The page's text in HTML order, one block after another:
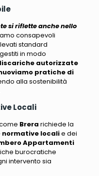
si riflette anche nello
consapevoli
standard
in modo
autorizzate
pratiche di
alla sostenibilità
Locali
Brera richiede la
normative localie dei
Appartamenti
burocratiche
intervento sia